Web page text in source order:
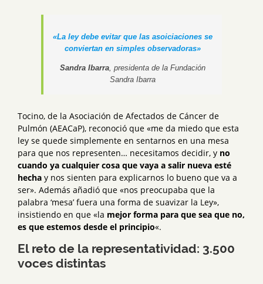
«La ley debe evitar que las asoiciaciones se
conviertan en simples observadoras»
Sandra Ibarra, presidenta de la Fundación
Sandra Ibarra
Tocino, de la Asociación de Afectados de Cáncer de
Pulmón (AEACaP), reconoció que «me da miedo que esta
ley se quede simplemente en sentarnos en una mesa
para que nos representen… necesitamos decidir, y no
cuando ya cualquier cosa que vaya a salir nueva esté
hecha y nos sienten para explicarnos lo bueno que va a
ser». Además añadió que «nos preocupaba que la
palabra ‘mesa’ fuera una forma de suavizar la Ley»,
insistiendo en que «la mejor forma para que sea que no,
es que estemos desde el principio«.
El reto de la representatividad: 3.500
voces distintas